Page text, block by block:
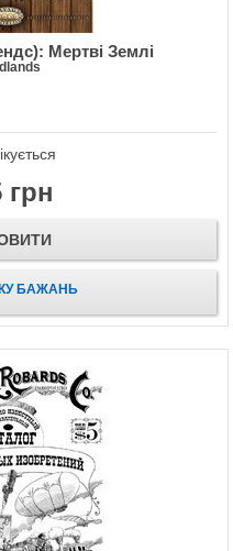
Мертві Землі
грн
БАЖАНЬ